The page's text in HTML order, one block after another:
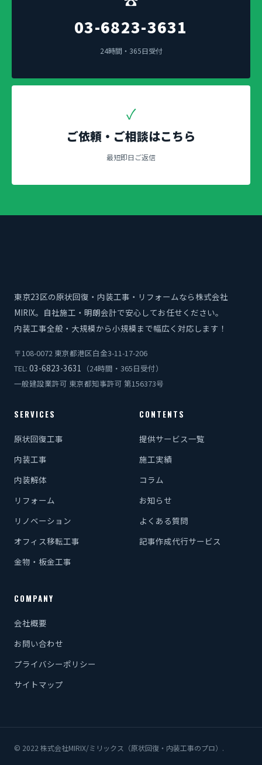
03-6823-3631
24時間・365日受付
✓
ご依頼・ご相談はこちら
最短即日ご返信
東京23区の原状回復・内装工事・リフォームなら株式会社
MIRIX。自社施工・明朗会計で安心してお任せください。
内装工事全般・大規模から小規模まで幅広く対応します！
〒108-0072 東京都港区白金3-11-17-206
TEL: 03-6823-3631
（24時間・365日受付）
一般建設業許可 東京都知事許可 第156373号
SERVICES
原状回復工事
内装工事
内装解体
リフォーム
リノベーション
オフィス移転工事
金物・板金工事
CONTENTS
提供サービス一覧
施工実績
コラム
お知らせ
よくある質問
記事作成代行サービス
COMPANY
会社概要
お問い合わせ
プライバシーポリシー
サイトマップ
© 2022 株式会社MIRIX/ミリックス（原状回復・内装工事のプロ）.